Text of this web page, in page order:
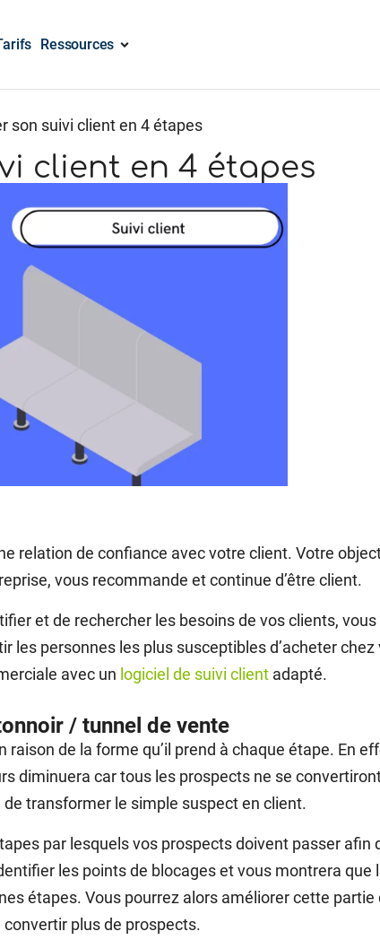
Ressources
son suivi client en 4 étapes
client en 4 étapes
relation de confiance avec votre client. Votre
vous recommande et continue d’être client.
et de rechercher les besoins de vos clients,
les personnes les plus susceptibles d’acheter
avec un logiciel de suivi client adapté.
/ tunnel de vente
raison de la forme qu’il prend à chaque étape. En
diminuera car tous les prospects ne se
transformer le simple suspect en client.
par lesquels vos prospects doivent passer afin
les points de blocages et vous montrera que
étapes. Vous pourrez alors améliorer cette partie
plus de prospects.